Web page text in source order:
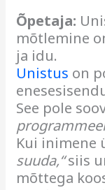
Õpetaja:
mõtlemine
ja idu.
Unistus on
See pole
Kui inimene
suuda,“siis
mõttega